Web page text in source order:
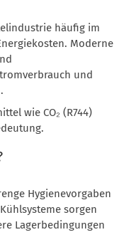
häufig im
Moderne
und
wie CO₂ (R744)
Hygienevorgaben
sorgen
Lagerbedingungen